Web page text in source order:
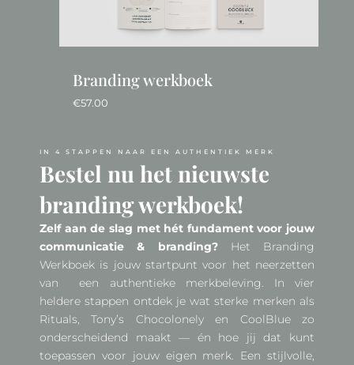
IN 4 STAPPEN NAAR EEN AUTHENTIEK MERK
Bestel nu het nieuwste
branding werkboek!
Zelf aan de slag met hét fundament voor jouw
communicatie & branding?Het Branding
Werkboek is jouw startpunt voor het neerzetten
van een authentieke merkbeleving. In vier
heldere stappen ontdek je wat sterke merken als
Rituals, Tony’s Chocolonely en CoolBlue zo
onderscheidend maakt — én hoe jij dat kunt
toepassen voor jouw eigen merk. Een stijlvolle,
Branding werkboek
€57.00